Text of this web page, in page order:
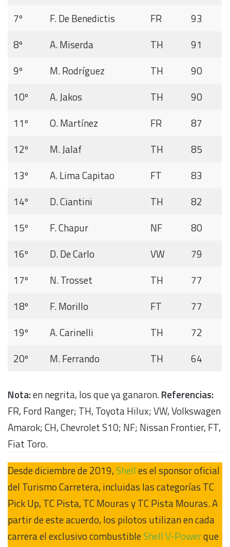
7º
F. De Benedictis FR
93
8º
A. Miserda TH
91
9º
M. Rodríguez TH
90
10º
A. Jakos TH
90
11º
O. Martínez FR
87
12º
M. Jalaf TH
85
13º
A. Lima Capitao FT
83
14º
D. Ciantini TH
82
15º
F. Chapur NF
80
16º
D. De Carlo VW
79
17º
N. Trosset TH
77
18º
F. Morillo FT
77
19º
A. Carinelli TH
72
20º
M. Ferrando TH 64
Nota:en negrita, los que ya ganaron.Referencias:
FR, Ford Ranger; TH, Toyota Hilux; VW, Volkswagen
Amarok; CH, Chevrolet S10; NF; Nissan Frontier, FT,
Fiat Toro.
Desde diciembre de 2019,Shell es el sponsor oficial
del Turismo Carretera, incluidas las categorías TC
Pick Up, TC Pista, TC Mouras y TC Pista Mouras. A
partir de este acuerdo, los pilotos utilizan en cada
carrera el exclusivo combustibleShell V-Powerque